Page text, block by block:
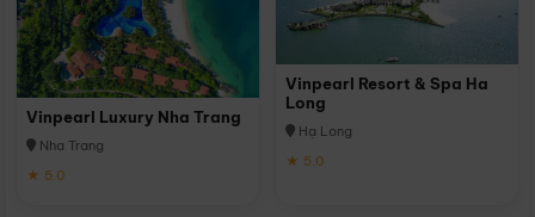
Vinpearl Luxury Nha Trang
Nha Trang
★ 5.0
Vinpearl Resort & Spa Ha
Long
Hạ Long
★ 5.0